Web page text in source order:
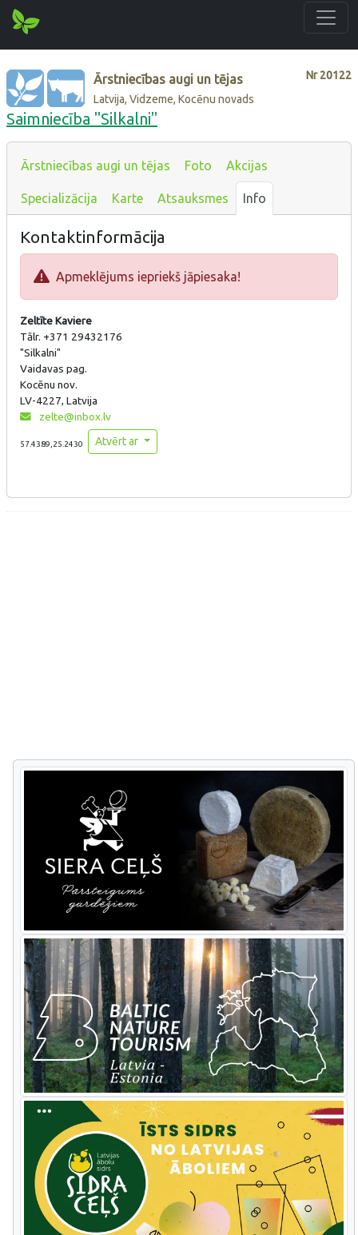
Nr20122
Ārstniecības augi un tējas
Latvija, Vidzeme, Kocēnu novads
Saimniecība "Silkalni"
Ārstniecības augi un tējas Foto Akcijas
Specializācija Karte Atsauksmes Info
Kontaktinformācija
Apmeklējums iepriekš jāpiesaka!
Zeltīte Kaviere
Tālr. +371 29432176
"Silkalni"
Vaidavas pag.
Kocēnu nov.
LV-4227, Latvija
zelte@inbox.lv
57.4389,25.2430 Atvērt ar